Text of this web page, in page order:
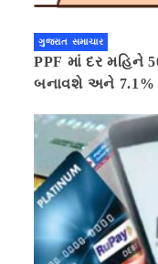
ગુજરાત સમાચાર
PPF માં દર મહિને
બનાવશે અને 7.1%